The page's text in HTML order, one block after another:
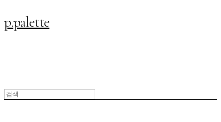
p.palette